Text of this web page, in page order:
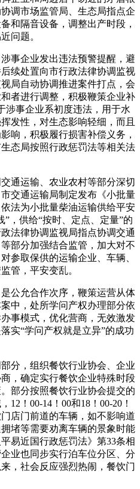
调市场监管局、生态局指点企
和隔音设备，调整出产时段，
问题。
企业发出违法预警提醒，避
续处置向市行政法律协调监视
局自动协调推进案件打点，会
者进行调整，积极鞭策企业补
涉事企业系初度违法，用于水
发性，对生态影响轻细，而且
响，积极履行损害补偿义务，
态局按照行政惩罚法等相关法
运输、农业农村等部分深切
交通运输局制定发布《小批量
法为小批量柴油运输供给平安
，供给“按时、定点、定量”的
法律协调监视局指点协调交通
部分加强结合监管，加大对不
参取保供的运输企业、车辆、
管，平安变乱。
允合作次序，鞭策运营从体
中，处所学问产权办理部分依
事模式，优化营商，无效激发
实“学问产权就是立异”的成功
，组织餐饮行业协会、企业
，确定实行餐饮企业特殊时段
部分按照餐饮行业协会提交的
12！00-14！00和18！00-20！
店门前道的车辆，如不影响道
堵等需要劝离车辆的景象时能
易近国行政惩罚法》第33条相
业也同步实行泊车位分区、分
，社会反应强烈热闹，餐饮门